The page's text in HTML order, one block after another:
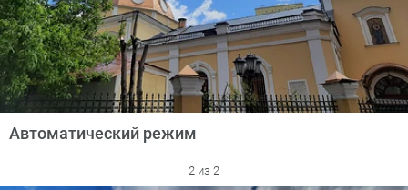
Автоматический режим
2 из 2